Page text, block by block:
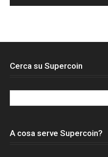
Cerca su Supercoin
A cosa serve Supercoin?